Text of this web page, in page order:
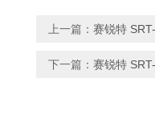
上一篇： 赛锐特
下一篇： 赛锐特